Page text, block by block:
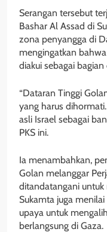
Serangan tersebut
Bashar Al Assad di
zona penyangga di
mengingatkan
diakui sebagai
“Dataran Tinggi
yang harus
asli Israel sebagai
PKS ini.
Ia menambahkan,
Golan melanggar
ditandatangani untuk
Sukamta juga
upaya untuk
berlangsung di Gaza.